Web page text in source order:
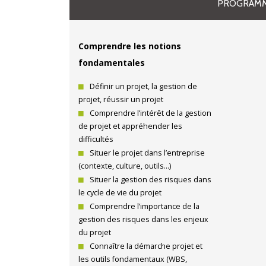
Comprendre les notions
fondamentales
Définir un projet, la gestion de
projet, réussir un projet
Comprendre l’intérêt de la gestion
de projet et appréhender les
difficultés
Situer le projet dans l’entreprise
(contexte, culture, outils…)
Situer la gestion des risques dans
le cycle de vie du projet
Comprendre l’importance de la
gestion des risques dans les enjeux
du projet
Connaître la démarche projet et
les outils fondamentaux (WBS,